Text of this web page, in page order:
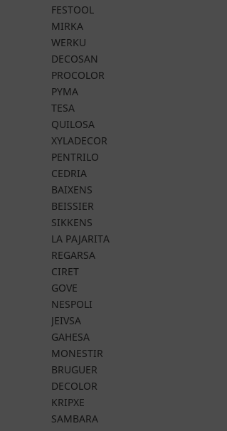
FESTOOL
MIRKA
WERKU
DECOSAN
PROCOLOR
PYMA
TESA
QUILOSA
XYLADECOR
PENTRILO
CEDRIA
BAIXENS
BEISSIER
SIKKENS
LA PAJARITA
REGARSA
CIRET
GOVE
NESPOLI
JEIVSA
GAHESA
MONESTIR
BRUGUER
DECOLOR
KRIPXE
SAMBARA